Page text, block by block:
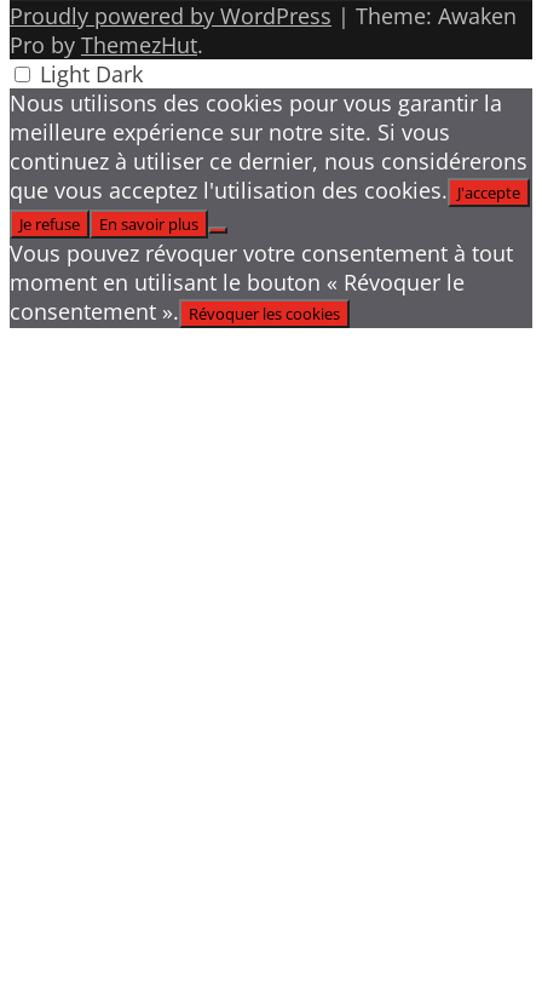
Proudly powered by WordPress | Theme: Awaken
Pro by ThemezHut.
Light Dark
Nous utilisons des cookies pour vous garantir la
meilleure expérience sur notre site. Si vous
continuez à utiliser ce dernier, nous considérerons
que vous acceptez l'utilisation des cookies. J'accepte
Je refuse
En savoir plus
Vous pouvez révoquer votre consentement à tout
moment en utilisant le bouton « Révoquer le
consentement ». Révoquer les cookies